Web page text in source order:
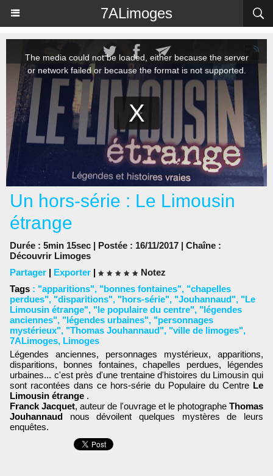
7ALimoges
Un hors-série : Le Limousin
étrange
Durée : 5min 15sec | Postée : 16/11/2017 | Chaîne :
Découvrir Limoges
Partager | Exporter |
Notez
Tags : "apparitions", "bonnes fontaines", "chapelles
perdues", "disparitions", "hors-série", "Jouhannaud", "Le
Limousin étrange", "le populaire du centre", "légendes
anciennes", "légendes urbaines", "personnages
mystérieux", "Thomas Jouhannaud", "ville de limoges",
7ALimoges, Limoges
Légendes anciennes, personnages mystérieux, apparitions,
disparitions, bonnes fontaines, chapelles perdues, légendes
urbaines... c'est près d'une trentaine d'histoires du Limousin qui
sont racontées dans ce hors-série du Populaire du Centre Le
Limousin étrange .
Franck Jacquet, auteur de l'ouvrage et le photographe Thomas
Jouhannaud nous dévoilent quelques mystères de leurs
enquêtes.